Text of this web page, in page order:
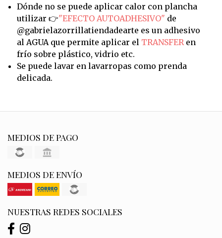
Dónde no se puede aplicar calor con plancha
utilizar 👉"EFECTO AUTOADHESIVO" de
@gabrielazorrillatiendadearte es un adhesivo
al AGUA que permite aplicar el TRANSFERen
frío sobre plástico, vidrio etc.
Se puede lavar en lavarropas como prenda
delicada.
MEDIOS DE PAGO
MEDIOS DE ENVÍO
NUESTRAS REDES SOCIALES